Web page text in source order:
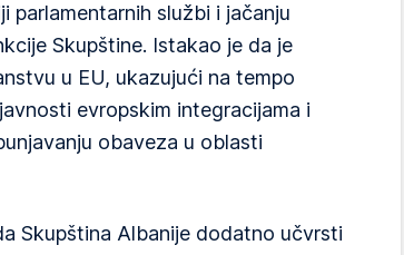
parlamentarnih službi i jačanju
Skupštine. Istakao je da je
u EU, ukazujući na tempo
evropskim integracijama i
obaveza u oblasti
Skupština Albanije dodatno učvrsti